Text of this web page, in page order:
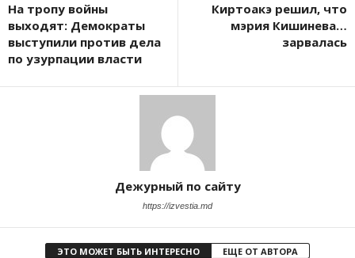
На тропу войны
выходят: Демократы
выступили против дела
по узурпации власти
Киртоакэ решил, что
мэрия Кишинева…
зарвалась
Дежурный по сайту
https://izvestia.md
ЭТО МОЖЕТ БЫТЬ ИНТЕРЕСНО ЕЩЕ ОТ АВТОРА